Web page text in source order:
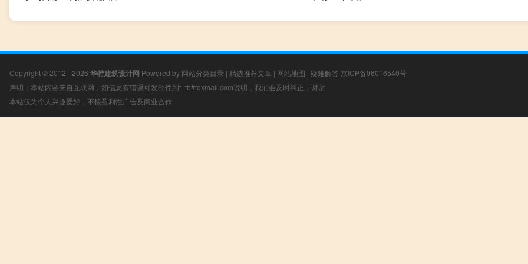
Copyright © 2012 - 2026 华特建筑设计网 Powered by 网站分类目录 | 精选推荐文章 | 网站地图 | 疑难解答 京ICP备06016540号
声明：本站内容来自互联网，如信息有错误可发邮件到f_fb#foxmail.com说明，我们会及时纠正，谢谢
本站仅为个人兴趣爱好，不接盈利性广告及商业合作